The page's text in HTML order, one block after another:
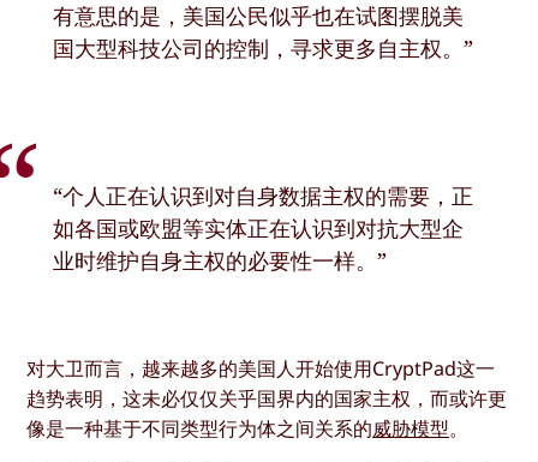
有意思的是，美国公民似乎也在试图摆脱美
国大型科技公司的控制，寻求更多自主权。”
“个人正在认识到对自身数据主权的需要，正
如各国或欧盟等实体正在认识到对抗大型企
业时维护自身主权的必要性一样。”
对大卫而言，越来越多的美国人开始使用CryptPad这一
趋势表明，这未必仅仅关乎国界内的国家主权，而或许更
像是一种基于不同类型行为体之间关系的威胁模型。